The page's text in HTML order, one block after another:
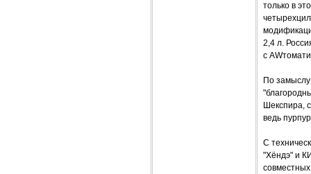
только в
2,4 л.
с
По замыслу
Шекспира,
ведь
С
"Хёндэ" и